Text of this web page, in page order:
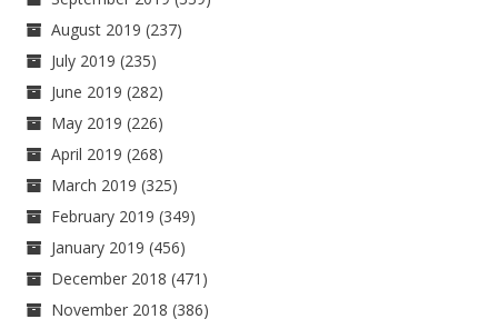
August 2019 (237)
July 2019 (235)
June 2019 (282)
May 2019 (226)
April 2019 (268)
March 2019 (325)
February 2019 (349)
January 2019 (456)
December 2018 (471)
November 2018 (386)